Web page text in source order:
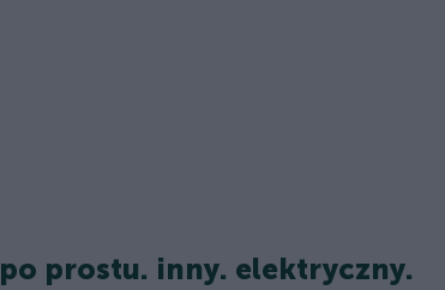
prostu. inny. elektryczny.